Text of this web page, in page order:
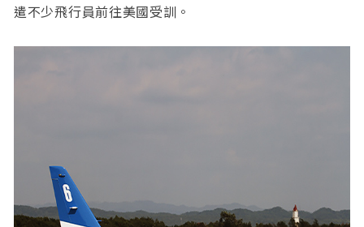
遣不少飛行員前往美國受訓。